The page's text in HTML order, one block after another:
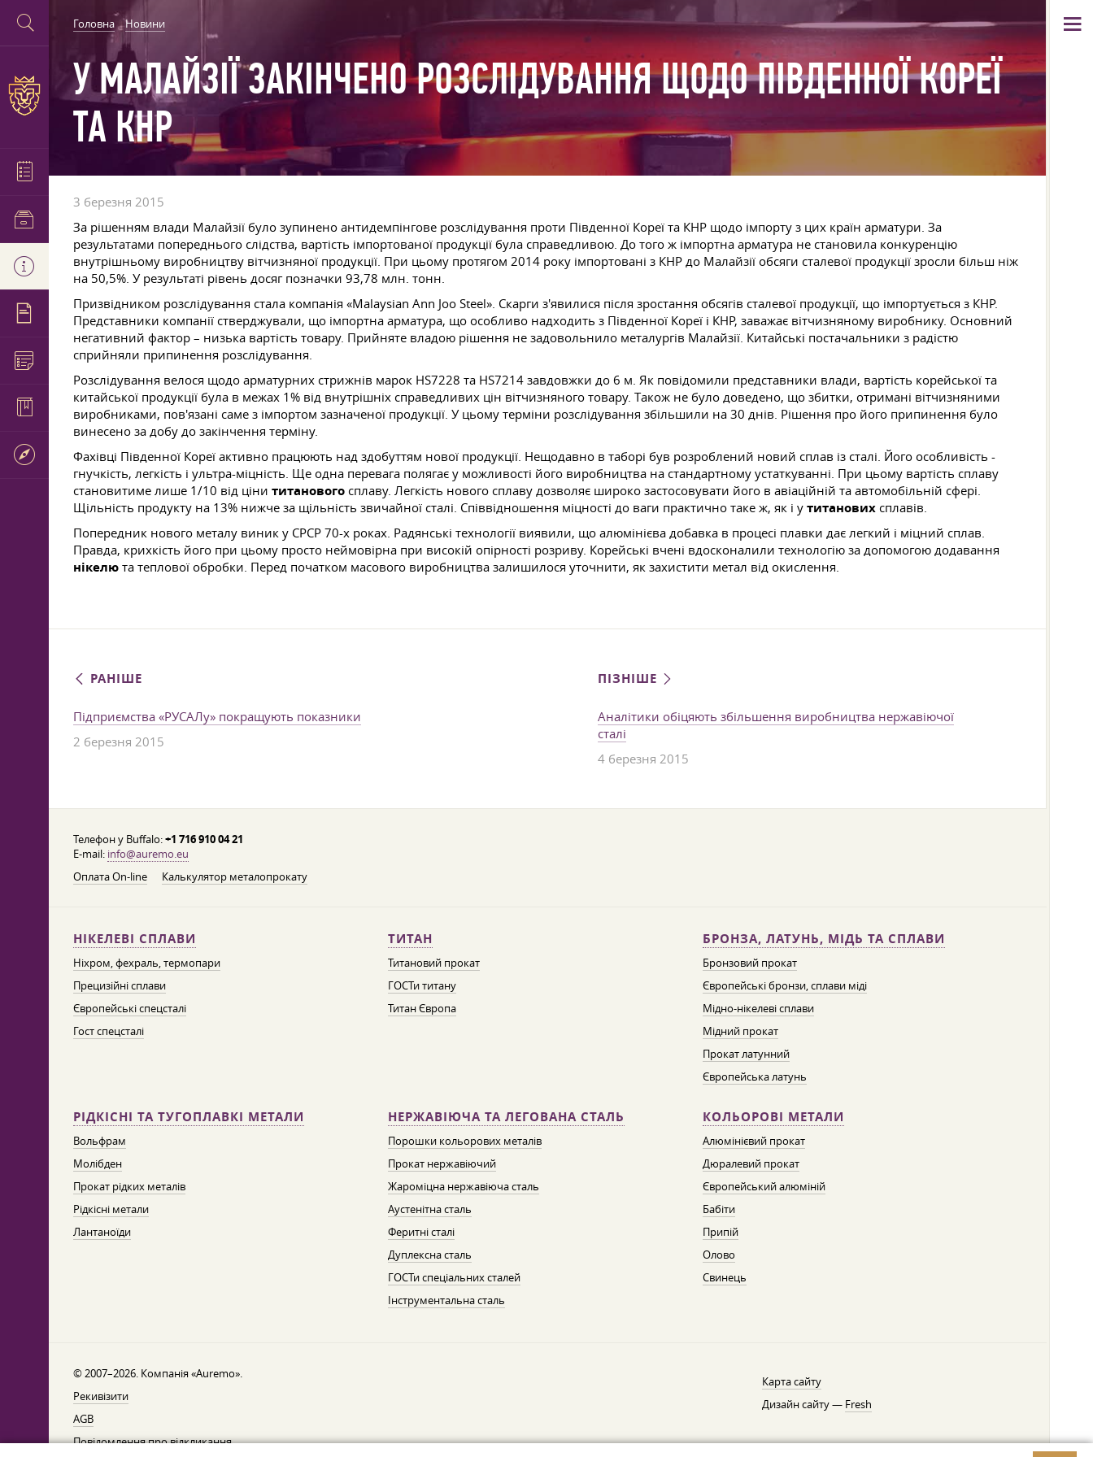
Головна Новини
У МАЛАЙЗІЇ ЗАКІНЧЕНО РОЗСЛІДУВАННЯ ЩОДО ПІВДЕННОЇ КОРЕЇ
ТА КНР
3 березня 2015
За рішенням влади Малайзії було зупинено антидемпінгове розслідування проти Південної Кореї та КНР щодо імпорту з цих країн арматури. За
результатами попереднього слідства, вартість імпортованої продукції була справедливою. До того ж імпортна арматура не становила конкуренцію
внутрішньому виробництву вітчизняної продукції. При цьому протягом 2014 року імпортовані з КНР до Малайзії обсяги сталевої продукції зросли більш ніж
на 50,5%. У результаті рівень досяг позначки 93,78 млн. тонн.
Призвідником розслідування стала компанія «Malaysian Ann Joo Steel». Скарги з'явилися після зростання обсягів сталевої продукції, що імпортується з КНР.
Представники компанії стверджували, що імпортна арматура, що особливо надходить з Південної Кореї і КНР, заважає вітчизняному виробнику. Основний
негативний фактор – низька вартість товару. Прийняте владою рішення не задовольнило металургів Малайзії. Китайські постачальники з радістю
сприйняли припинення розслідування.
Розслідування велося щодо арматурних стрижнів марок HS7228 та HS7214 завдовжки до 6 м. Як повідомили представники влади, вартість корейської та
китайської продукції була в межах 1% від внутрішніх справедливих цін вітчизняного товару. Також не було доведено, що збитки, отримані вітчизняними
виробниками, пов'язані саме з імпортом зазначеної продукції. У цьому терміни розслідування збільшили на 30 днів. Рішення про його припинення було
винесено за добу до закінчення терміну.
Фахівці Південної Кореї активно працюють над здобуттям нової продукції. Нещодавно в таборі був розроблений новий сплав із сталі. Його особливість -
гнучкість, легкість і ультра-міцність. Ще одна перевага полягає у можливості його виробництва на стандартному устаткуванні. При цьому вартість сплаву
становитиме лише 1/10 від ціни титанового сплаву. Легкість нового сплаву дозволяє широко застосовувати його в авіаційній та автомобільній сфері.
Щільність продукту на 13% нижче за щільність звичайної сталі. Співвідношення міцності до ваги практично таке ж, як і у титанових сплавів.
Попередник нового металу виник у СРСР 70-х роках. Радянські технології виявили, що алюмінієва добавка в процесі плавки дає легкий і міцний сплав.
Правда, крихкість його при цьому просто неймовірна при високій опірності розриву. Корейські вчені вдосконалили технологію за допомогою додавання
нікелю та теплової обробки. Перед початком масового виробництва залишилося уточнити, як захистити метал від окислення.
РАНІШЕ
Підприємства «РУСАЛу» покращують показники
2 березня 2015
ПІЗНІШЕ
Аналітики обіцяють збільшення виробництва нержавіючої
сталі
4 березня 2015
Телефон у Buffalo:+1 716 910 04 21
E-mail: info@auremo.eu
Оплата On-line
Калькулятор металопрокату
НІКЕЛЕВІ СПЛАВИ
Ніхром, фехраль, термопари
Прецизійні сплави
Європейські спецсталі
Гост спецсталі
ТИТАН
Титановий прокат
ГОСТи титану
Титан Європа
БРОНЗА, ЛАТУНЬ, МІДЬ ТА СПЛАВИ
Бронзовий прокат
Європейські бронзи, сплави міді
Мідно-нікелеві сплави
Мідний прокат
Прокат латунний
Європейська латунь
РІДКІСНІ ТА ТУГОПЛАВКІ МЕТАЛИ
Вольфрам
Молібден
Прокат рідких металів
Рідкісні метали
Лантаноїди
НЕРЖАВІЮЧА ТА ЛЕГОВАНА СТАЛЬ
Порошки кольорових металів
Прокат нержавіючий
Жароміцна нержавіюча сталь
Аустенітна сталь
Феритні сталі
Дуплексна сталь
ГОСТи спеціальних сталей
Інструментальна сталь
КОЛЬОРОВІ МЕТАЛИ
Алюмінієвий прокат
Дюралевий прокат
Європейський алюміній
Бабіти
Припій
Олово
Свинець
© 2007–2026. Компанія «Auremo».
Рекивізити
AGB
Повідомлення про відкликання
Карта сайту
Дизайн сайту — Fresh